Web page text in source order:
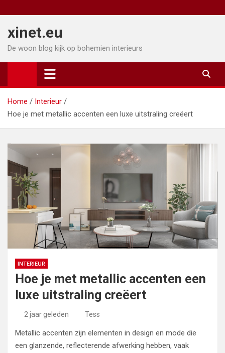
naar
inhoud
xinet.eu
De woon blog kijk op bohemien interieurs
Home
Interieur
Hoe je met metallic accenten een luxe uitstraling creëert
INTERIEUR
Hoe je met metallic accenten een
luxe uitstraling creëert
2 jaar geleden Tess
Metallic accenten zijn elementen in design en mode die
een glanzende, reflecterende afwerking hebben, vaak